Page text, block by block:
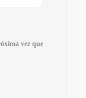
vez que